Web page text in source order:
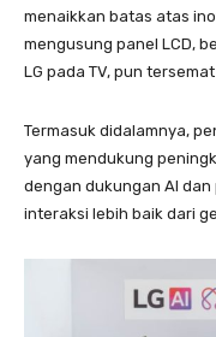
menaikkan batas atas
mengusung panel LCD,
LG pada TV, pun
Termasuk didalamnya,
yang mendukung
dengan dukungan AI
interaksi lebih baik dari